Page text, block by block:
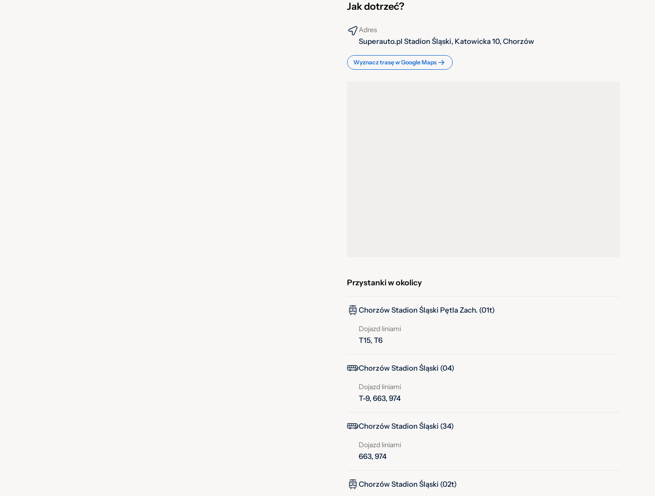
Jak dotrzeć?
Adres
Superauto.pl Stadion Śląski, Katowicka 10, Chorzów
Wyznacz trasę w Google Maps
Przystanki w okolicy
Chorzów Stadion Śląski Pętla Zach. (01t)
Dojazd liniami
T15, T6
Chorzów Stadion Śląski (04)
Dojazd liniami
T-9, 663, 974
Chorzów Stadion Śląski (34)
Dojazd liniami
663, 974
Chorzów Stadion Śląski (02t)